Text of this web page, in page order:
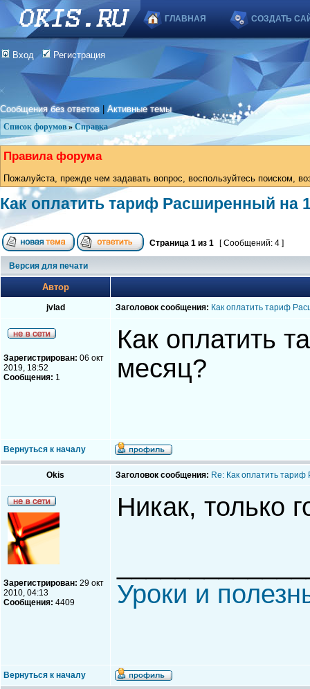
ГЛАВНАЯ СОЗДАТЬ
Вход Регистрация
Сообщения без ответов |Активные темы
Список форумов » Справка
Правила форума
Пожалуйста, прежде чем задавать вопрос, воспользуйтесь поиском,
Как оплатить тариф Расширенный на
Страница 1 из 1 [ Сообщений: 4 ]
Версия для печати
Автор
jvlad Заголовок сообщения: Как оплатить тариф
Зарегистрирован: 06 окт
2019, 18:52
Сообщения: 1
Как оплатить
месяц?
Вернуться к началу
Okis Заголовок сообщения: Re: Как оплатить
Зарегистрирован: 29 окт
2010, 04:13
Сообщения: 4409
Никак, только
Уроки и
Вернуться к началу